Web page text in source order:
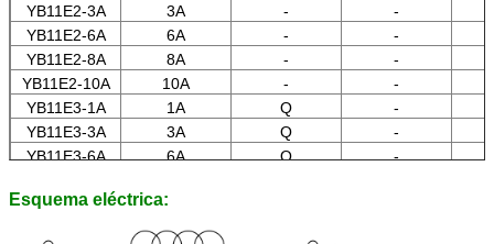
YB11E2-3A
3A -
-
YB11E2-6A
6A -
-
YB11E2-8A
8A -
-
YB11E2-10A
10A -
-
YB11E3-1A
1A Q
-
YB11E3-3A
3A Q
-
YB11E3-6A
6A Q
-
YB11E3-10A
10A
Esquema eléctrica: